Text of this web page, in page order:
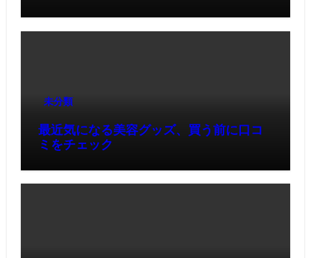
未分類
最近気になる美容グッズ、買う前に口コ
ミをチェック